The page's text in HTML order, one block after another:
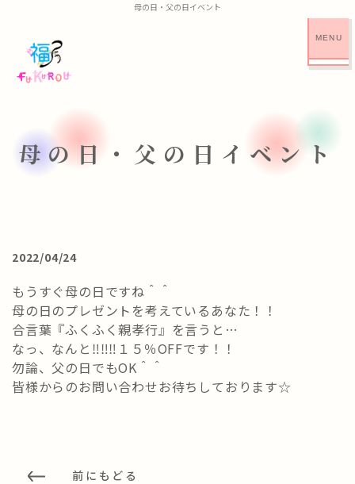
母の日・父の日イベント
CLOSE
母の日・父の日イベント
2022/04/24
もうすぐ母の日ですね＾＾
母の日のプレゼントを考えているあなた！！
合言葉『ふくふく親孝行』を言うと…
なっ、なんと‼‼‼１５％OFFです！！
勿論、父の日でもOK＾＾
皆様からのお問い合わせお待ちしております☆
前にもどる